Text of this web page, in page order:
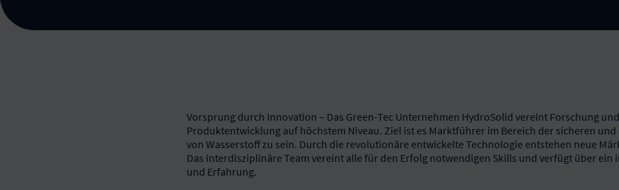
Vorsprung durch Innovation – Das Green-Tec Unternehmen HydroSolid vereint Forschung
Produktentwicklung auf höchstem Niveau. Ziel ist es Marktführer im Bereich der sicheren
von Wasserstoff zu sein. Durch die revolutionäre entwickelte Technologie entstehen neue
Das interdisziplinäre Team vereint alle für den Erfolg notwendigen Skills und verfügt über ein
und Erfahrung.